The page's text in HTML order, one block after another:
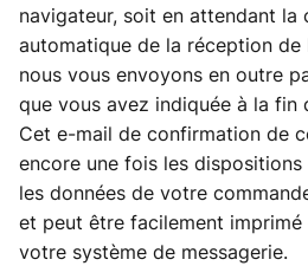
navigateur, soit en attendant la
automatique de la réception de
nous vous envoyons en outre
que vous avez indiquée à la fin
Cet e-mail de confirmation de
encore une fois les
les données de votre
et peut être facilement imprimé
votre système de messagerie.